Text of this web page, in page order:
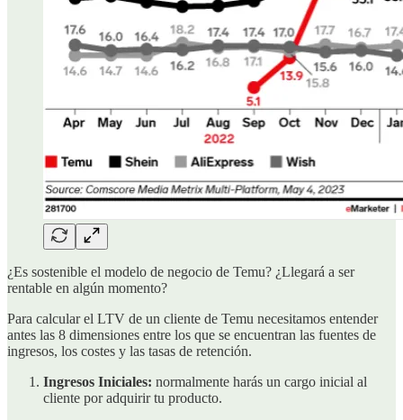
¿Es sostenible el modelo de negocio de Temu? ¿Llegará a ser
rentable en algún momento?
Para calcular el LTV de un cliente de Temu necesitamos entender
antes las 8 dimensiones entre los que se encuentran las fuentes de
ingresos, los costes y las tasas de retención.
Ingresos Iniciales: normalmente harás un cargo inicial al
cliente por adquirir tu producto.